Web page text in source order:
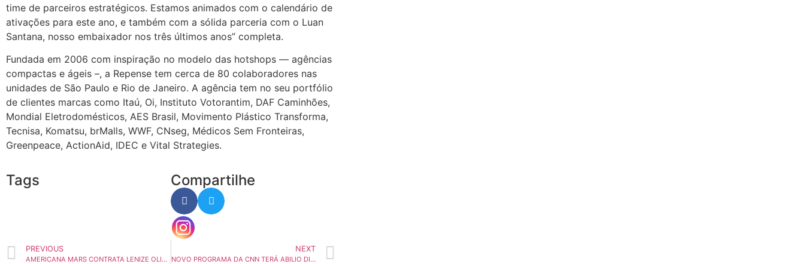
time de parceiros estratégicos. Estamos animados com o calendário de
ativações para este ano, e também com a sólida parceria com o Luan
Santana, nosso embaixador nos três últimos anos” completa.
Fundada em 2006 com inspiração no modelo das hotshops — agências
compactas e ágeis –, a Repense tem cerca de 80 colaboradores nas
unidades de São Paulo e Rio de Janeiro. A agência tem no seu portfólio
de clientes marcas como Itaú, Oi, Instituto Votorantim, DAF Caminhões,
Mondial Eletrodomésticos, AES Brasil, Movimento Plástico Transforma,
Tecnisa, Komatsu, brMalls, WWF, CNseg, Médicos Sem Fronteiras,
Greenpeace, ActionAid, IDEC e Vital Strategies.
Tags Compartilhe
PREVIOUS
AMERICANA MARS CONTRATA LENIZE OLIVEIRA COMO NOVA HEAD DE MARKETING NO BRASIL
NEXT
NOVO PROGRAMA DA CNN TERÁ ABILIO DINIZ DEBATENDO ECONOMIA COM CONVIDADOS